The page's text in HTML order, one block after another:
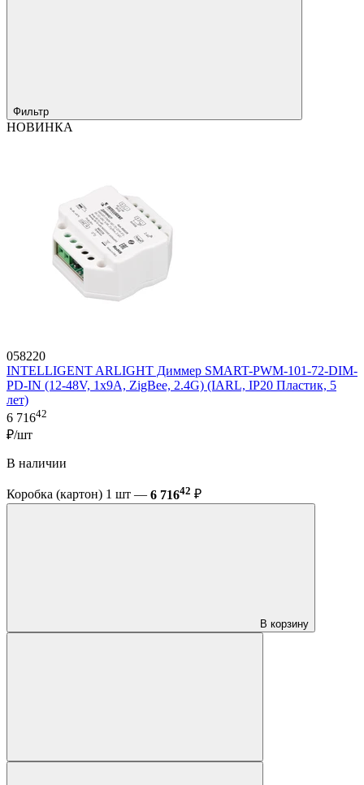
Фильтр
НОВИНКА
058220
INTELLIGENT ARLIGHT Диммер SMART-PWM-101-72-DIM-
PD-IN (12-48V, 1x9A, ZigBee, 2.4G) (IARL, IP20 Пластик, 5
лет)
6 71642
₽/шт
В наличии
Коробка (картон) 1 шт — 6 71642 ₽
В корзину